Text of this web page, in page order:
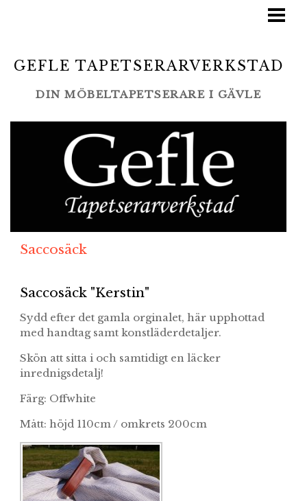
BLOGG
LAMINO/SWEDESE
LEVERANTÖRER
GEFLE TAPETSERARVERKSTAD
DIN MÖBELTAPETSERARE I GÄVLE
Saccosäck
Saccosäck "Kerstin"
Sydd efter det gamla orginalet, här upphottad
med handtag samt konstläderdetaljer.
Skön att sitta i och samtidigt en läcker
inrednigsdetalj!
Färg: Offwhite
Mått: höjd 110cm / omkrets 200cm